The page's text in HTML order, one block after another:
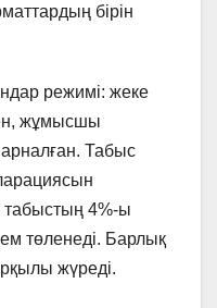
бірін
режимі: жеке
жұмысшы
Табыс
табыстың 4%-ы
төленеді. Барлық
жүреді.